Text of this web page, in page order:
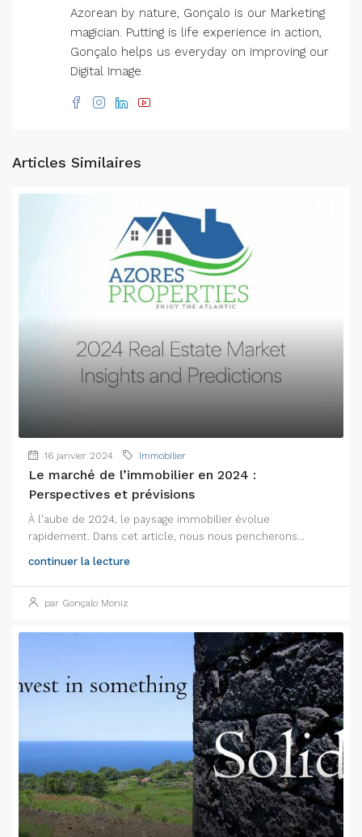
Azorean by nature, Gonçalo is our Marketing
magician. Putting is life experience in action,
Gonçalo helps us everyday on improving our
Digital Image.
Articles Similaires
16 janvier 2024 Immobilier
Le marché de l’immobilier en 2024 :
Perspectives et prévisions
À l'aube de 2024, le paysage immobilier évolue
rapidement. Dans cet article, nous nous pencherons...
continuer la lecture
par Gonçalo Moniz